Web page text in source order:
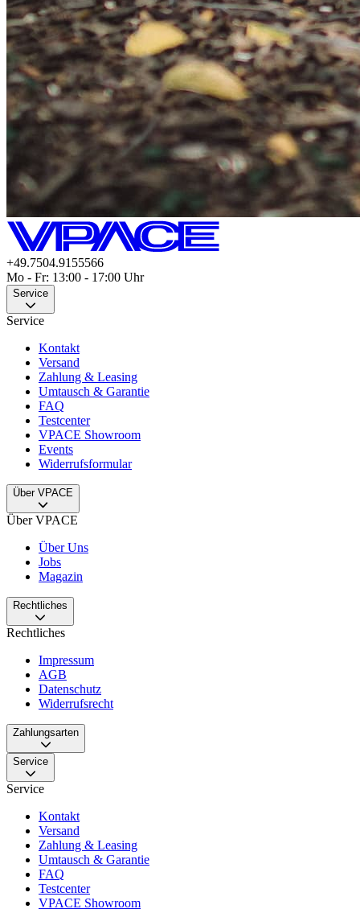
+49.7504.9155566
Mo - Fr: 13:00 - 17:00 Uhr
Service
Service
Kontakt
Versand
Zahlung & Leasing
Umtausch & Garantie
FAQ
Testcenter
VPACE Showroom
Events
Widerrufsformular
Über VPACE
Über VPACE
Über Uns
Jobs
Magazin
Rechtliches
Rechtliches
Impressum
AGB
Datenschutz
Widerrufsrecht
Zahlungsarten
Service
Service
Kontakt
Versand
Zahlung & Leasing
Umtausch & Garantie
FAQ
Testcenter
VPACE Showroom